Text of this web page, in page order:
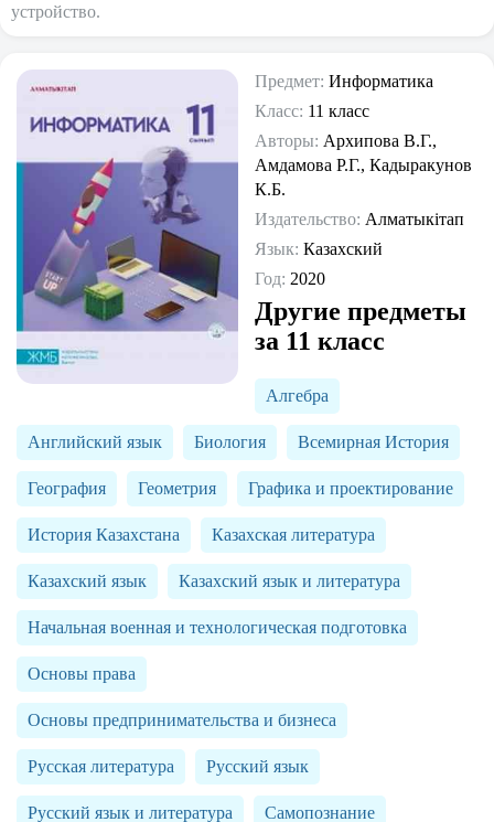
устройство.
Предмет: Информатика
Класс: 11 класс
Авторы: Архипова В.Г.,
Амдамова Р.Г., Кадыракунов
К.Б.
Издательство: Алматыкітап
Язык: Казахский
Год: 2020
Другие предметы
за 11 класс
Алгебра
Английский язык Биология Всемирная История
География Геометрия Графика и проектирование
История Казахстана Казахская литература
Казахский язык Казахский язык и литература
Начальная военная и технологическая подготовка
Основы права
Основы предпринимательства и бизнеса
Русская литература Русский язык
Русский язык и литература Самопознание